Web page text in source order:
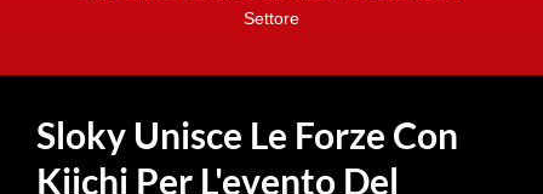
COPPIA FACILE
Settore
Sloky Unisce Le Forze Con
Kiichi Per L'evento Del